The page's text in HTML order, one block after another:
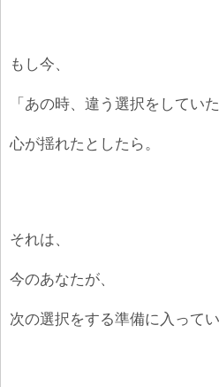
もし今、
「あの時、違う選択をしてい
心が揺れたとしたら。
それは、
今のあなたが、
次の選択をする準備に入って